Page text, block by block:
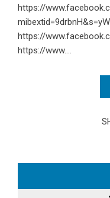
https://
https://
https://www....